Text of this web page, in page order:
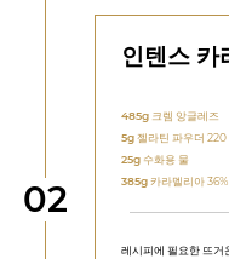
단계
02
인텐스 카
485g 크렘 앙글레즈
5g젤라틴 파우더 220
25g수화용 물
385g카라멜리아 36%
레시피에 필요한 뜨거